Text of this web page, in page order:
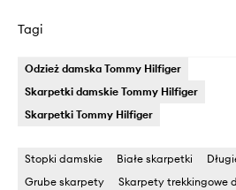
Tagi
Odzież damska Tommy Hilfiger
Skarpetki damskie Tommy Hilfiger
Skarpetki Tommy Hilfiger
Stopki damskie Białe skarpetki
Grube skarpety
Skarpety trekkingowe